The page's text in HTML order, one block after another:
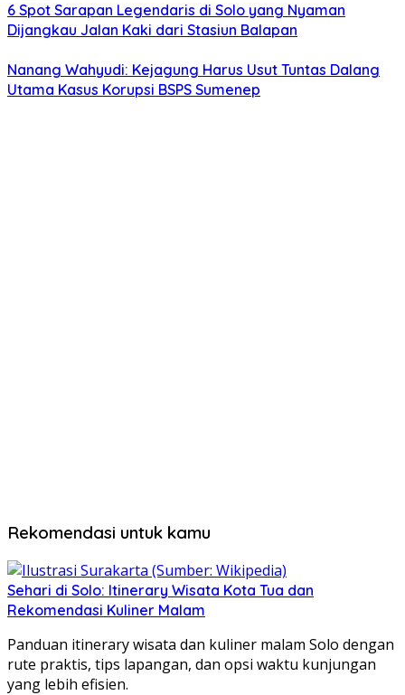
6 Spot Sarapan Legendaris di Solo yang Nyaman
Dijangkau Jalan Kaki dari Stasiun Balapan
Nanang Wahyudi: Kejagung Harus Usut Tuntas Dalang
Utama Kasus Korupsi BSPS Sumenep
Rekomendasi untuk kamu
Sehari di Solo: Itinerary Wisata Kota Tua dan
Rekomendasi Kuliner Malam
Panduan itinerary wisata dan kuliner malam Solo dengan
rute praktis, tips lapangan, dan opsi waktu kunjungan
yang lebih efisien.